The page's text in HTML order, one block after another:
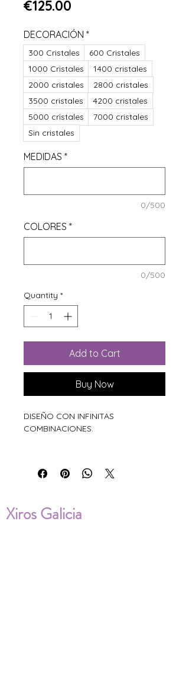
€125.00
DECORACIÓN *
300 Cristales
600 Cristales
1000 Cristales
1400 cristales
2000 cristales
2800 cristales
3500 cristales
4200 cristales
5000 cristales
7000 cristales
Sin cristales
MEDIDAS *
0/500
COLORES *
0/500
Quantity *
Add to Cart
Buy Now
DISEÑO CON INFINITAS
COMBINACIONES.
Xiros Galicia